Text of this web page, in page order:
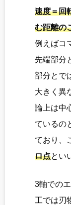
速度＝回
む距離の
例えばコ
先端部分
部分とで
大きく異
論上は中
ているの
ており、
ロ点とい
3軸での
工では刃